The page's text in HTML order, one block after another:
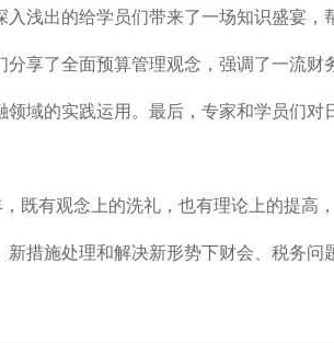
浅出的给学员们带来了一场知识盛宴
分享了全面预算管理观念，强调了一流财
域的实践运用。最后，专家和学员们
既有观念上的洗礼，也有理论上的提
措施处理和解决新形势下财会、税务问